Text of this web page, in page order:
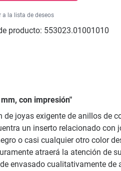
a la lista de deseos
producto: 553023.01001010
con impresión"
joyas exigente de anillos de
un inserto relacionado con
o casi cualquier otro color
atraerá la atención de
envasado cualitativamente de